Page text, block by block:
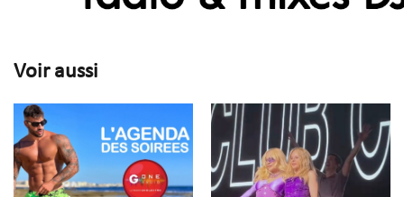
Voir aussi